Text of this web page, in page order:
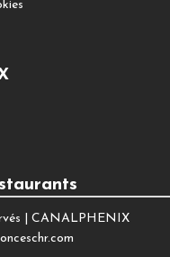
| CANALPHENIX